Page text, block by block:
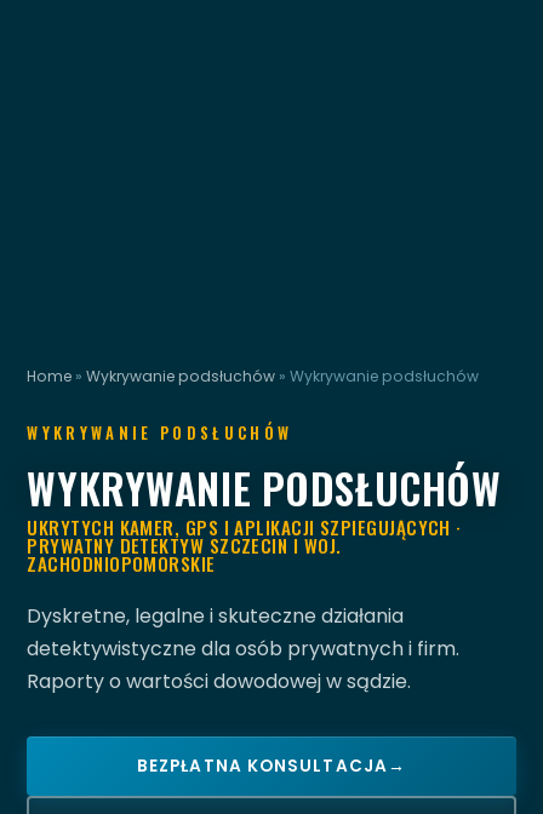
Home »Wykrywanie podsłuchów »Wykrywanie podsłuchów
WYKRYWANIE PODSŁUCHÓW
WYKRYWANIE PODSŁUCHÓW
UKRYTYCH KAMER, GPS I APLIKACJI SZPIEGUJĄCYCH ·
PRYWATNY DETEKTYW SZCZECIN I WOJ.
ZACHODNIOPOMORSKIE
Dyskretne, legalne i skuteczne działania
detektywistyczne dla osób prywatnych i firm.
Raporty o wartości dowodowej w sądzie.
BEZPŁATNA KONSULTACJA→